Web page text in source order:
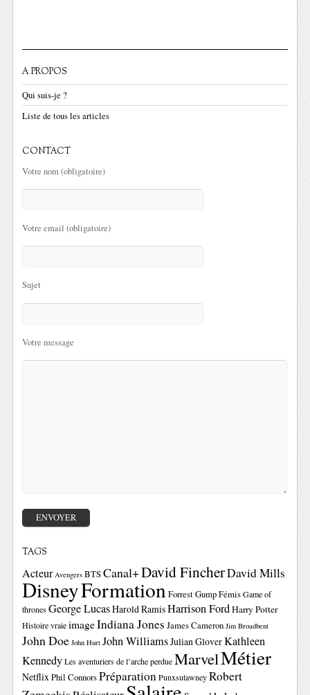
A PROPOS
Qui suis-je ?
Liste de tous les articles
CONTACT
Votre nom (obligatoire)
Votre email (obligatoire)
Sujet
Votre message
TAGS
Acteur Avengers BTSCanal+David FincherDavid Mills
DisneyFormationForrest GumpFémis Game of
thrones George LucasHarold RamisHarrison FordHarry Potter
Histoire vraie imageIndiana Jones James Cameron Jim Broadbent
John Doe John Hurt John WilliamsJulian GloverKathleen
Kennedy Les aventuriers de l’arche perdue MarvelMétier
NetflixPhil ConnorsPréparation Punxsutawney Robert